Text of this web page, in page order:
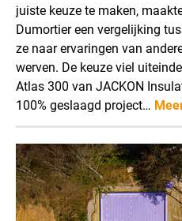
juiste keuze te maken,
Dumortier een vergelijking
ze naar ervaringen van
werven. De keuze viel
Atlas 300 van JACKON
100% geslaagd project…